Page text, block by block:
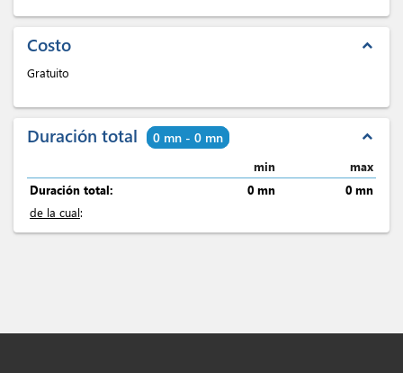
Costo expand_less
Gratuito
Duración total 0 mn - 0 mn expand_less
min
max
Duración total:
0 mn
0 mn
de la cual: